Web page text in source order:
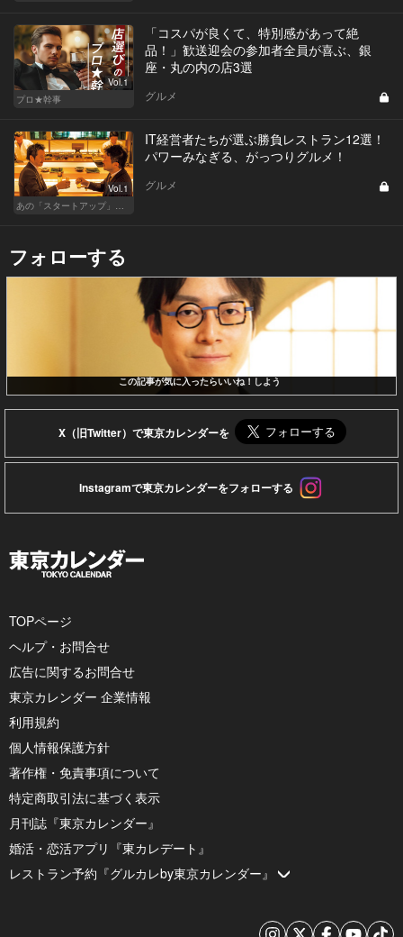
Vol.1
プロ★幹事
「コスパが良くて、特別感があって絶
品！」歓送迎会の参加者全員が喜ぶ、銀
座・丸の内の店3選
グルメ
Vol.1
IT経営者たちが選ぶ勝負レストラン12選！
パワーみなぎる、がっつりグルメ！
グルメ
フォローする
この記事が気に入ったらいいね！しよう
X（旧Twitter）で東京カレンダーを
Instagramで東京カレンダーをフォローする
TOPページ
ヘルプ・お問合せ
広告に関するお問合せ
東京カレンダー 企業情報
利用規約
個人情報保護方針
著作権・免責事項について
特定商取引法に基づく表示
月刊誌『東京カレンダー』
婚活・恋活アプリ『東カレデート』
レストラン予約『グルカレby東京カレンダー』